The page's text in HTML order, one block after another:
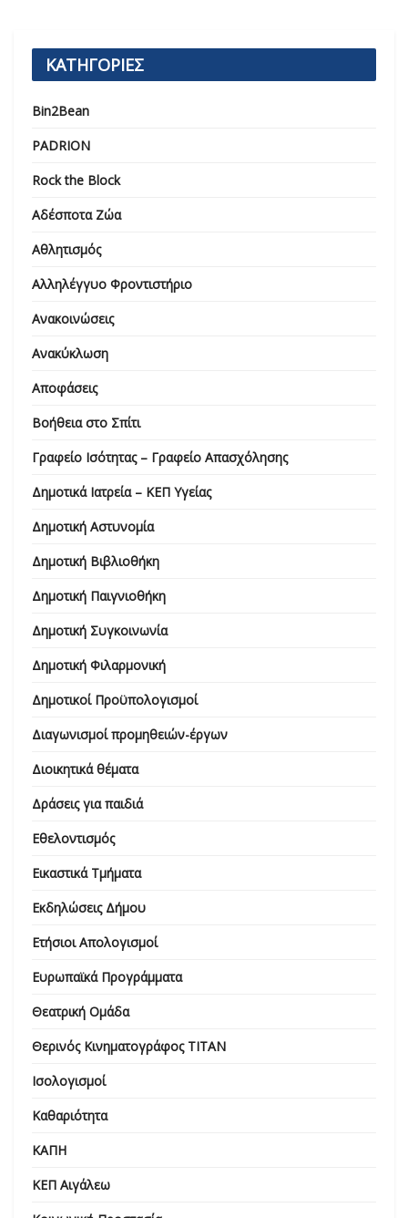
ΚΑΤΗΓΟΡΙΕΣ
Bin2Bean
PADRION
Rock the Block
Αδέσποτα Ζώα
Αθλητισμός
Αλληλέγγυο Φροντιστήριο
Ανακοινώσεις
Ανακύκλωση
Αποφάσεις
Βοήθεια στο Σπίτι
Γραφείο Ισότητας – Γραφείο Απασχόλησης
Δημοτικά Ιατρεία – ΚΕΠ Υγείας
Δημοτική Αστυνομία
Δημοτική Βιβλιοθήκη
Δημοτική Παιγνιοθήκη
Δημοτική Συγκοινωνία
Δημοτική Φιλαρμονική
Δημοτικοί Προϋπολογισμοί
Διαγωνισμοί προμηθειών-έργων
Διοικητικά θέματα
Δράσεις για παιδιά
Εθελοντισμός
Εικαστικά Τμήματα
Εκδηλώσεις Δήμου
Ετήσιοι Απολογισμοί
Ευρωπαϊκά Προγράμματα
Θεατρική Ομάδα
Θερινός Κινηματογράφος ΤΙΤΑΝ
Ισολογισμοί
Καθαριότητα
ΚΑΠΗ
ΚΕΠ Αιγάλεω